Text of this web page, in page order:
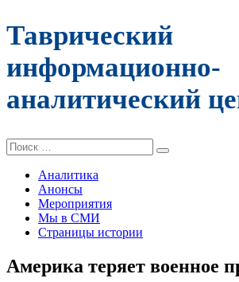
Таврический
информационно-
аналитический
Поиск:
Аналитика
Анонсы
Мероприятия
Мы в СМИ
Страницы истории
Америка теряет военное